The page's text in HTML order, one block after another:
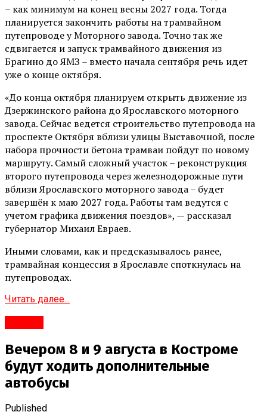
– как минимум на конец весны 2027 года. Тогда
планируется закончить работы на трамвайном
путепроводе у Моторного завода. Точно так же
сдвигается и запуск трамвайного движения из
Брагино до ЯМЗ – вместо начала сентября речь идет
уже о конце октября.
«До конца октября планируем открыть движение из
Дзержинского района до Ярославского моторного
завода. Сейчас ведется строительство путепровода на
проспекте Октября вблизи улицы Выставочной, после
набора прочности бетона трамваи пойдут по новому
маршруту. Самый сложный участок – реконструкция
второго путепровода через железнодорожные пути
вблизи Ярославского моторного завода – будет
завершён к маю 2027 года. Работы там ведутся с
учетом графика движения поездов», — рассказал
губернатор Михаил Евраев.
Иными словами, как и предсказывалось ранее,
трамвайная концессия в Ярославле споткнулась на
путепроводах.
Читать далее...
Вечером 8 и 9 августа в Костроме
будут ходить дополнительные
автобусы
Published